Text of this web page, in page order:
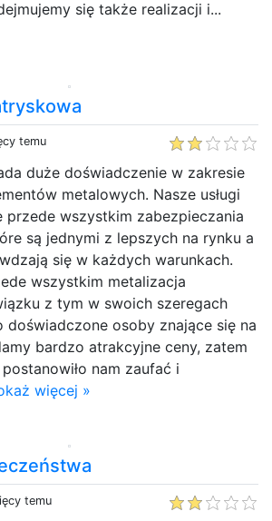
się także realizacji i...
temu
duże doświadczenie w zakresie
metalowych. Nasze usługi
przede wszystkim zabezpieczania
są jednymi z lepszych na rynku a
się w każdych warunkach.
wszystkim metalizacja
z tym w swoich szeregach
doświadczone osoby znające się na
bardzo atrakcyjne ceny, zatem
nam zaufać i
więcej »
temu